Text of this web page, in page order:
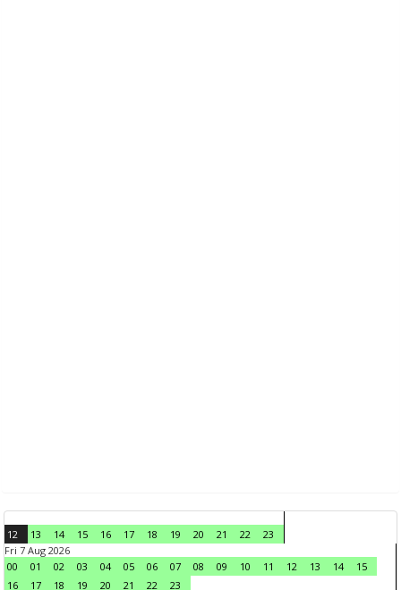
12 13 14 15 16 17 18 19 20 21 22
23
Fri 7 Aug 2026
00
01 02 03 04 05 06 07 08 09 10 11 12 13 14
15
16
17 18 19 20 21 22
23